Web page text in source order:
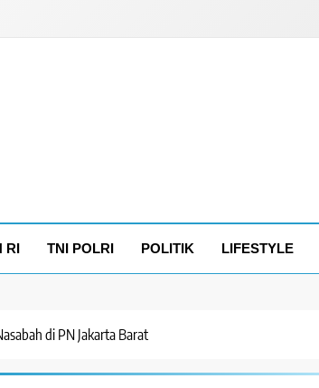
RI TNI POLRI POLITIK LIFESTYLE
di PN Jakarta Barat